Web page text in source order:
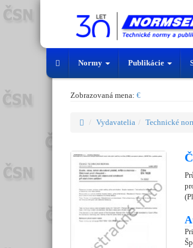
Normy Publikácie
Zobrazovaná mena: €
Vydavatelia Technické